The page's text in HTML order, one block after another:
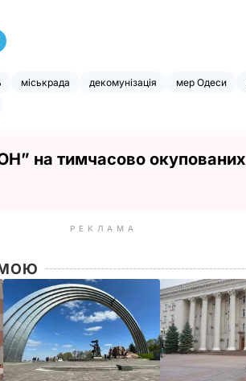
міськрада декомунізація мер Одеси
на тимчасово окупованих
РЕКЛАМА